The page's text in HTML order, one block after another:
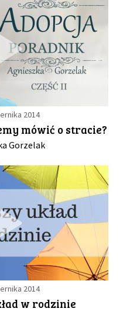
2014
mówić o stracie?
Gorzelak
2014
w rodzinie